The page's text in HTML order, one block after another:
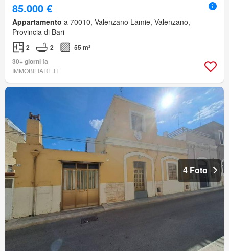
85.000 €
Appartamento a 70010, Valenzano Lamie, Valenzano,
Provincia di Bari
2 2
55 m²
30+ giorni fa
IMMOBILIARE.IT
4 Foto